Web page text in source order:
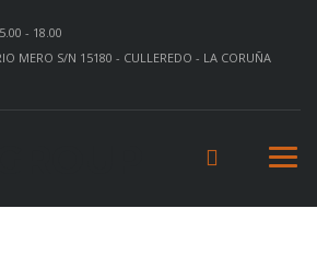
- 18.00
MERO S/N 15180 - CULLEREDO - LA CORUÑA